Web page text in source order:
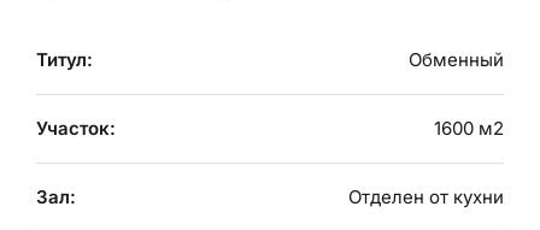
Титул: Обменный
Участок: 1600 м2
Зал: Отделен от кухни